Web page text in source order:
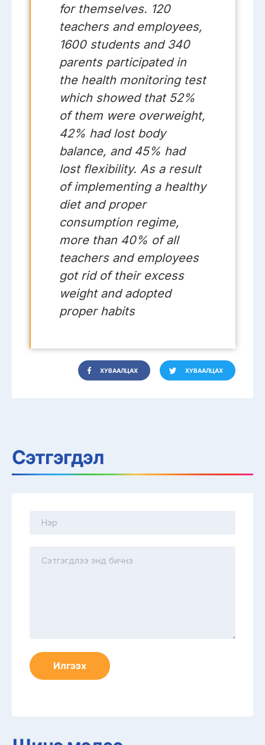
for themselves. 120
teachers and employees,
1600 students and 340
parents participated in
the health monitoring test
which showed that 52%
of them were overweight,
42% had lost body
balance, and 45% had
lost flexibility. As a result
of implementing a healthy
diet and proper
consumption regime,
more than 40% of all
teachers and employees
got rid of their excess
weight and adopted
proper habits
ХУВААЛЦАХ ХУВААЛЦАХ
Сэтгэгдэл